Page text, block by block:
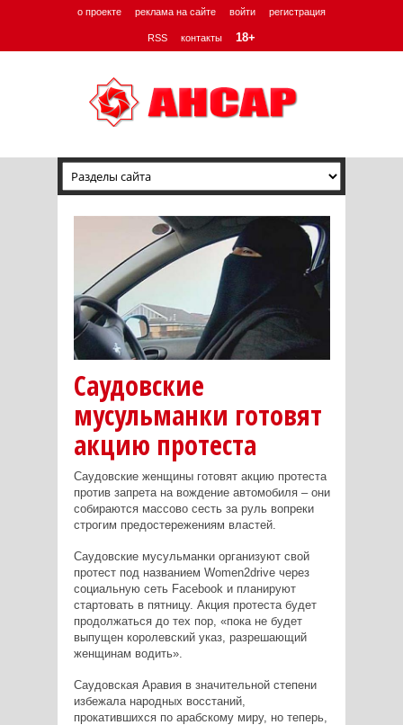
о проекте реклама на сайте войти регистрация
RSS контакты 18+
Саудовские
мусульманки готовят
акцию протеста
Саудовские женщины готовят акцию протеста
против запрета на вождение автомобиля – они
собираются массово сесть за руль вопреки
строгим предостережениям властей.
Саудовские мусульманки организуют свой
протест под названием Women2drive через
социальную сеть Facebook и планируют
стартовать в пятницу. Акция протеста будет
продолжаться до тех пор, «пока не будет
выпущен королевский указ, разрешающий
женщинам водить».
Саудовская Аравия в значительной степени
избежала народных восстаний,
прокатившихся по арабскому миру, но теперь,